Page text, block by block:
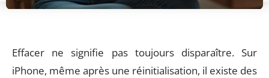
Effacer ne signifie pas toujours disparaître. Sur
iPhone, même après une réinitialisation, il existe des